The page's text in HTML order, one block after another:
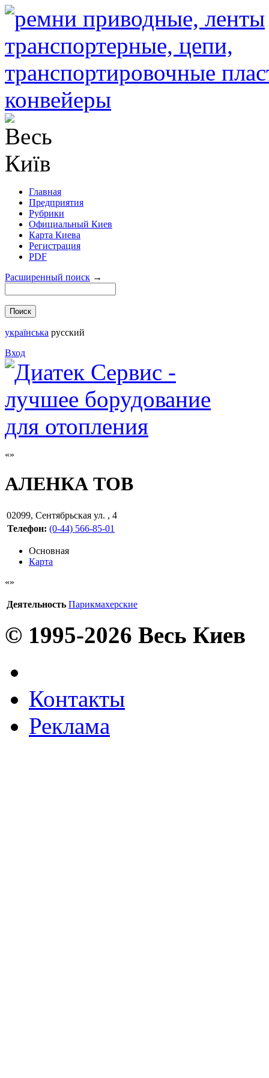
Главная
Предприятия
Рубрики
Официальный Киев
Карта Киева
Регистрация
PDF
Расширенный поиск →
українська русский
Вход
АЛЕНКА ТОВ
02099, Сентябрьская ул. , 4
Телефон: (0-44) 566-85-01
Основная
Карта
Деятельность Парикмахерские
© 1995-2026 Весь Киев
Контакты
Реклама